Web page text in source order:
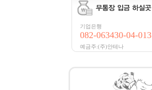
기업은행
082-063430-04-013
예금주:(주)안테나